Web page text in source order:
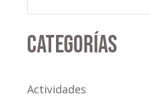
Categorías
Actividades